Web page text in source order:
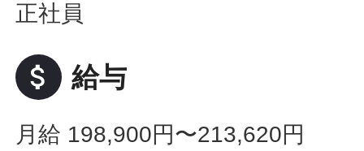
正社員
attach_money 給与
月給 198,900円〜213,620円